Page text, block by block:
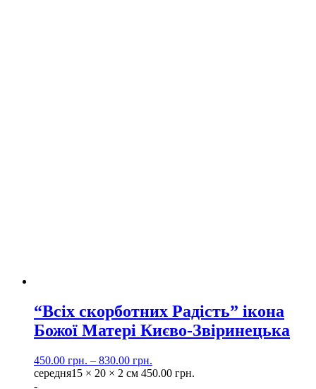
“Всіх скорботних Радість” ікона
Божої Матері Києво-Звіринецька
450.00 грн. – 830.00 грн.
середня15 × 20 × 2 см 450.00 грн.
-